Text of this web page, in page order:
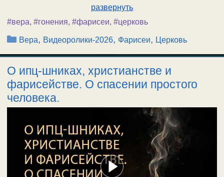
развернуть
#вера, #гонения, #фарисеи, #церковь
Рубрики
Вера, Видеоролики-2026, Фарисеи, Церковь
О ипц-шниках, христианстве и
фарисействе. О спасении простого
человека.